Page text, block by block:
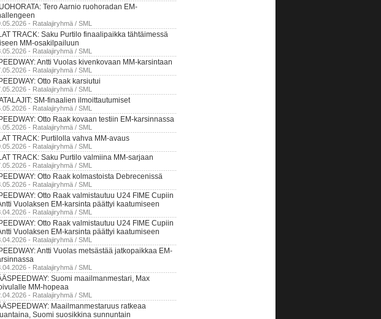
Tero Aarnio ruohoradan EM-
- Ratalajiryhmä / SML
TRACK: Saku Purtilo finaalipaikka tähtäimessä
MM-osakilpailuun
- Ratalajiryhmä / SML
Antti Vuolas kivenkovaan MM-karsintaan
- Ratalajiryhmä / SML
Otto Raak karsiutui
- Ratalajiryhmä / SML
SM-finaalien ilmoittautumiset
- Ratalajiryhmä / SML
Otto Raak kovaan testiin EM-karsinnassa
- Ratalajiryhmä / SML
TRACK: Purtilolla vahva MM-avaus
- Ratalajiryhmä / SML
TRACK: Saku Purtilo valmiina MM-sarjaan
- Ratalajiryhmä / SML
Otto Raak kolmastoista Debrecenissä
- Ratalajiryhmä / SML
Otto Raak valmistautuu U24 FIME Cupiin
Vuolaksen EM-karsinta päättyi kaatumiseen
- Ratalajiryhmä / SML
Otto Raak valmistautuu U24 FIME Cupiin
Vuolaksen EM-karsinta päättyi kaatumiseen
- Ratalajiryhmä / SML
Antti Vuolas metsästää jatkopaikkaa EM-
- Ratalajiryhmä / SML
Suomi maailmanmestari, Max
MM-hopeaa
- Ratalajiryhmä / SML
Maailmanmestaruus ratkeaa
Suomi suosikkina sunnuntain